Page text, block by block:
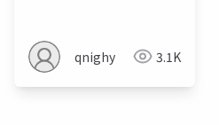
qnighy 3.1K